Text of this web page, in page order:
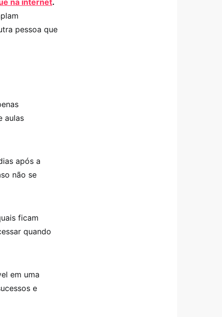
na internet.
pessoa que
aulas
após a
não se
ficam
quando
em uma
e